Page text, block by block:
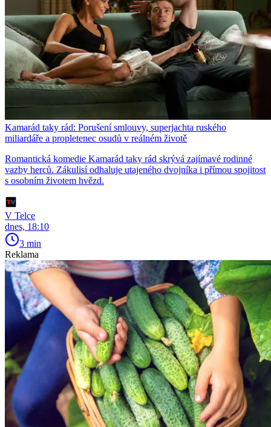
Kamarád taky rád: Porušení smlouvy, superjachta ruského
miliardáře a propletenec osudů v reálném životě
Romantická komedie Kamarád taky rád skrývá zajímavé rodinné
vazby herců. Zákulisí odhaluje utajeného dvojníka i přímou spojitost
s osobním životem hvězd.
V Telce
dnes, 18:10
3 min
Reklama